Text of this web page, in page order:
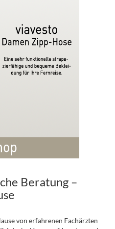
Beratung –
von erfahrenen Fachärzten